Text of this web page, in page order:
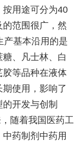
用途可分为40
范围很广，然
产基本沿用的是
、凡士林、白
等品种在液体
使用，影响了
开发与创制
随着我国医药工
药制剂中药用